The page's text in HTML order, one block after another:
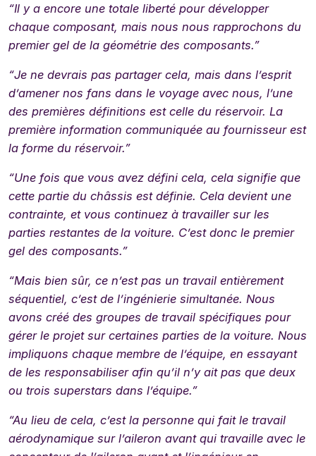
“Il y a encore une totale liberté pour développer
chaque composant, mais nous nous rapprochons du
premier gel de la géométrie des composants.”
“Je ne devrais pas partager cela, mais dans l’esprit
d’amener nos fans dans le voyage avec nous, l’une
des premières définitions est celle du réservoir. La
première information communiquée au fournisseur est
la forme du réservoir.”
“Une fois que vous avez défini cela, cela signifie que
cette partie du châssis est définie. Cela devient une
contrainte, et vous continuez à travailler sur les
parties restantes de la voiture. C’est donc le premier
gel des composants.”
“Mais bien sûr, ce n’est pas un travail entièrement
séquentiel, c’est de l’ingénierie simultanée. Nous
avons créé des groupes de travail spécifiques pour
gérer le projet sur certaines parties de la voiture. Nous
impliquons chaque membre de l’équipe, en essayant
de les responsabiliser afin qu’il n’y ait pas que deux
ou trois superstars dans l’équipe.”
“Au lieu de cela, c’est la personne qui fait le travail
aérodynamique sur l’aileron avant qui travaille avec le